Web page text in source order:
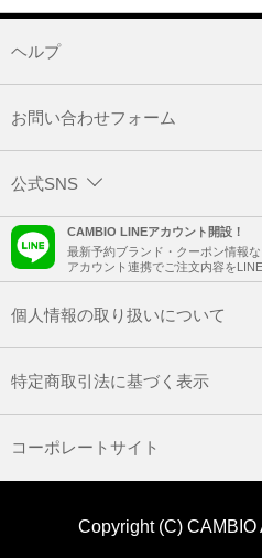
ヘルプ
お問い合わせフォーム
公式SNS
CAMBIO LINEアカウント開設！
最新予約ブランド・クーポン情報な
アカウント連携でご注文内容を
個人情報の取り扱いについて
特定商取引法に基づく表示
コーポレートサイト
Copyright (C) CAMBIO